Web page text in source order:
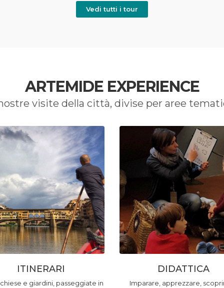
Vedi tutti i tour
ARTEMIDE EXPERIENCE
visite della città, divise per aree
ITINERARI
e giardini, passeggiate in
DIDATTICA
Imparare, apprezzare,